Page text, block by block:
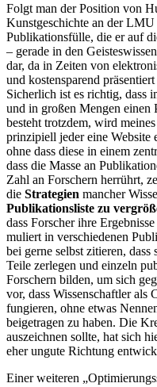
Folgt man der Position von
Kunstgeschichte an der
Publikationsfülle, die er auf
– gerade in den
dar, da in Zeiten von
und kostensparend
Sicherlich ist es richtig, dass
und in großen Mengen
besteht trotzdem, wird
prinzipiell jeder eine Website
ohne dass diese in einem
dass die Masse an
Zahl an Forschern herrührt,
die Strategien man­cher
Publikationsliste zu
dass Forscher ihre
muliert in verschiedenen
bei gerne selbst zi­tieren,
Teile zerlegen und einzeln
Forschern bilden, um sich
vor, dass Wissenschaftler
fungieren, ohne et­was
beigetragen zu haben. Die
aus­zeichnen sollte, hat sich
eher ungute Richtung
Einer weiteren